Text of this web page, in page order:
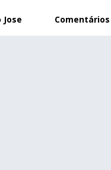
Comentários